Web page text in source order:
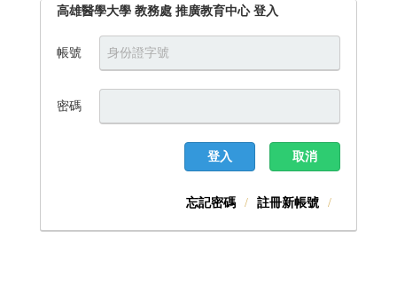
高雄醫學大學 教務處 推廣教育中心 登入
帳號
密碼
取消
登入
忘記密碼 註冊新帳號